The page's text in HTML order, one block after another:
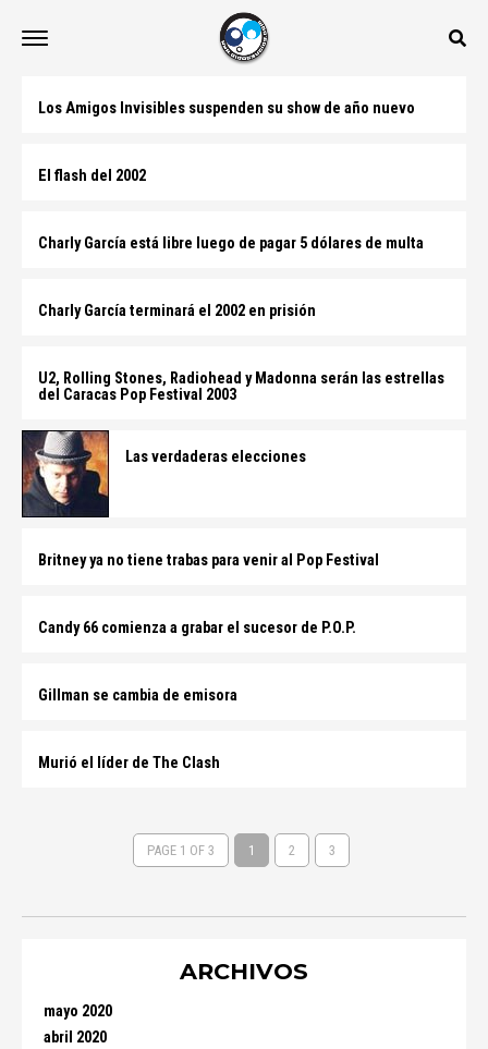
Los Amigos Invisibles suspenden su show de año nuevo
El flash del 2002
Charly García está libre luego de pagar 5 dólares de multa
Charly García terminará el 2002 en prisión
U2, Rolling Stones, Radiohead y Madonna serán las estrellas
del Caracas Pop Festival 2003
Las verdaderas elecciones
Britney ya no tiene trabas para venir al Pop Festival
Candy 66 comienza a grabar el sucesor de P.O.P.
Gillman se cambia de emisora
Murió el líder de The Clash
PAGE 1 OF 3 1 2 3
ARCHIVOS
mayo 2020
abril 2020